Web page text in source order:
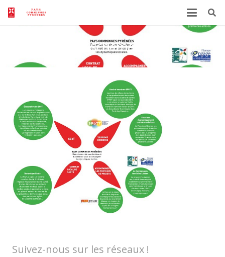
schema
Suivez-nous sur les réseaux !